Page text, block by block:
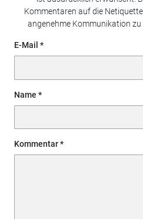
Kommentaren auf die
angenehme Kommunikation zu
E-Mail
Name
Kommentar